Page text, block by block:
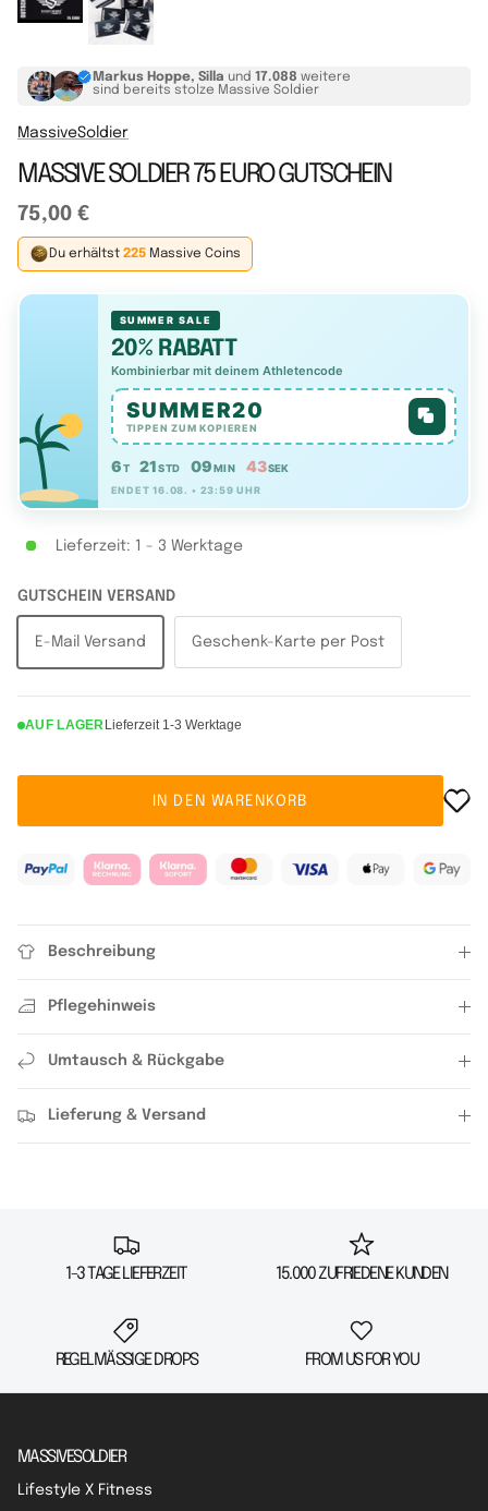
Markus Hoppe, Silla und 17.088 weitere
sind bereits stolze Massive Soldier
MassiveSoldier
MASSIVE SOLDIER 75 EURO GUTSCHEIN
75,00 €
Du erhältst 225 Massive Coins
SUMMER SALE
20% RABATT
Kombinierbar mit deinem Athletencode
SUMMER20
TIPPEN ZUM KOPIEREN
6T 21 STD 09MIN 42SEK
ENDET 16.08. • 23:59 UHR
Lieferzeit: 1 - 3 Werktage
GUTSCHEIN VERSAND
E-Mail Versand Geschenk-Karte per Post
AUF LAGER Lieferzeit 1-3 Werktage
IN DEN WARENKORB
Beschreibung
Pflegehinweis
Umtausch & Rückgabe
Lieferung & Versand
1-3 TAGE LIEFERZEIT 15.000 ZUFRIEDENE KUNDEN
REGELMÄSSIGE DROPS FROM US FOR YOU
MASSIVESOLDIER
Lifestyle X Fitness